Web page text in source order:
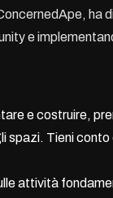
e
e costruire,
Tieni conto
attività